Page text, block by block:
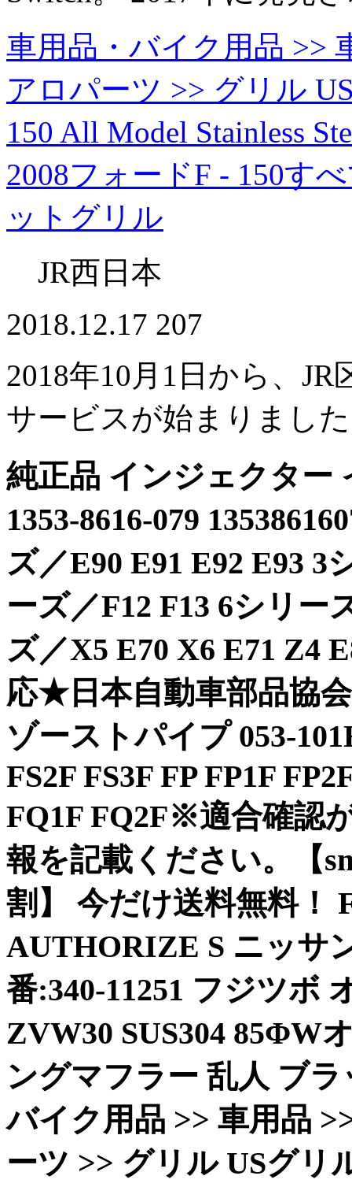
車用品・バイク用品 >>
アロパーツ >> グリル
150 All Model Stainless
2008フォードF - 150す
ットグリル
JR西日本
2018.12.17 207
2018年10月1日から、
サービスが始まりまし
純正品 インジェクター
1353-8616-079
ズ／E90 E91 E92 E93 3
ーズ／F12 F13 6シリー
ズ／X5 E70 X6 E71 Z4
応★日本自動車部品協
ゾーストパイプ 053-
FS2F FS3F FP FP1F
FQ1F FQ2F※適合確認
報を記載ください。【
割】 今だけ送料無料！
AUTHORIZE S ニッサ
番:340-11251 フジツボ
ZVW30 SUS304 85ΦW
ングマフラー 乱人 ブ
バイク用品 >> 車用品
ーツ >> グリル USグリ